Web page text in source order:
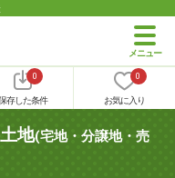
0
存した条件
0
お気に入り
地(宅地・分譲地・売